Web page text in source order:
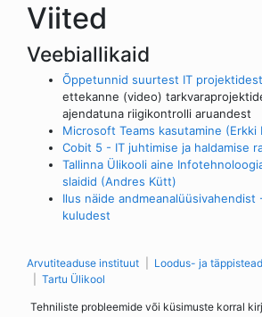
Viited
Veebiallikaid
Õppetunnid suurtest IT projektidest
ettekanne (video)
ajendatuna riigikontrolli aruandest
Microsoft Teams kasutamine
Cobit 5 - IT juhtimise ja haldamise
Tallinna Ülikooli aine
slaidid (Andres Kütt)
Ilus näide
kuludest
Arvutiteaduse instituut
Loodus- ja
Tartu Ülikool
Tehniliste probleemide või küsimuste korral